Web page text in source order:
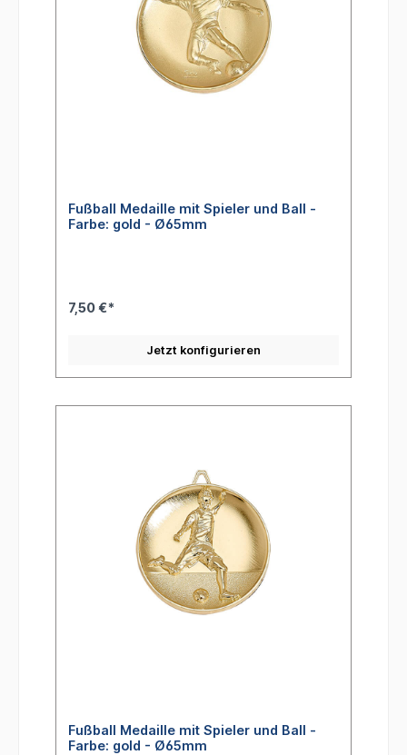
Fußball Medaille mit Spieler und Ball -
Farbe: gold - Ø65mm
7,50 €*
Jetzt konfigurieren
Fußball Medaille mit Spieler und Ball -
Farbe: gold - Ø65mm